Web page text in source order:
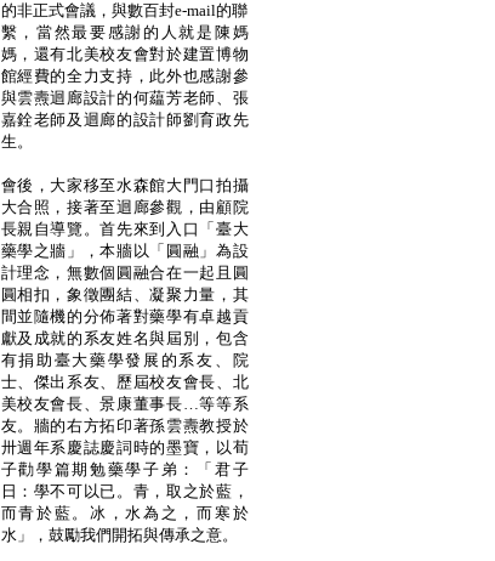
的非正式會議，與數百封e-mail的聯
繫，當然最要感謝的人就是陳媽
媽，還有北美校友會對於建置博物
館經費的全力支持，此外也感謝參
與雲燾迴廊設計的何藴芳老師、張
嘉銓老師及迴廊的設計師劉育政先
生。
會後，大家移至水森館大門口拍攝
大合照，接著至迴廊參觀，由顧院
長親自導覽。首先來到入口「臺大
藥學之牆」，本牆以「圓融」為設
計理念，無數個圓融合在一起且圓
圓相扣，象徵團結、凝聚力量，其
間並隨機的分佈著對藥學有卓越貢
獻及成就的系友姓名與屆別，包含
有捐助臺大藥學發展的系友、院
士、傑出系友、歷屆校友會長、北
美校友會長、景康董事長…等等系
友。牆的右方拓印著孫雲燾教授於
卅週年系慶誌慶詞時的墨寶，以荀
子勸學篇期勉藥學子弟：「君子
日：學不可以已。青，取之於藍，
而青於藍。冰，水為之，而寒於
水」，鼓勵我們開拓與傳承之意。